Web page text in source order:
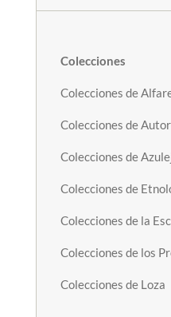
Colecciones
Colecciones de
Colecciones de Autor
Colecciones de
Colecciones de
Colecciones de la
Colecciones de los
Colecciones de Loza